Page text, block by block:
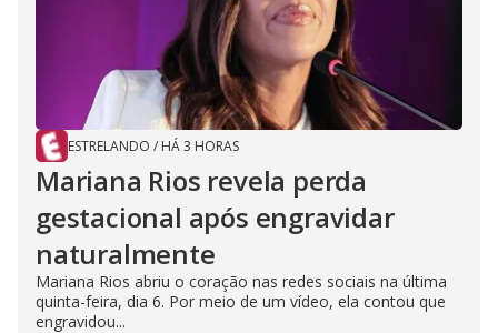
ESTRELANDO / HÁ 3 HORAS
Mariana Rios revela perda
gestacional após engravidar
naturalmente
Mariana Rios abriu o coração nas redes sociais na última
quinta-feira, dia 6. Por meio de um vídeo, ela contou que
engravidou...